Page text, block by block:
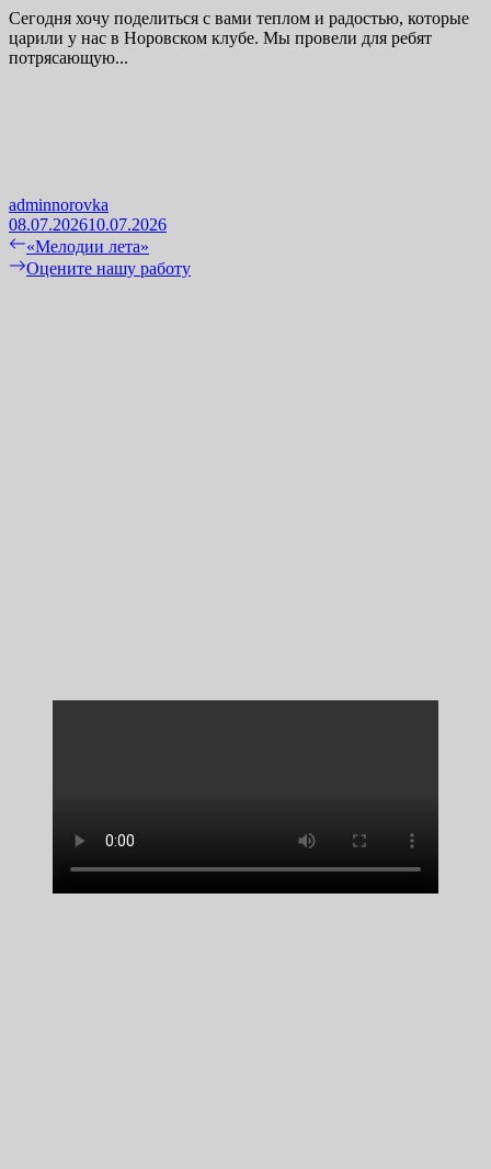
Сегодня хочу поделиться с вами теплом и радостью, которые
царили у нас в Норовском клубе. Мы провели для ребят
потрясающую...
adminnorovka
08.07.202610.07.2026
Навигация
по
Previous
post:
«Мелодии лета»
Next
Оцените нашу работу